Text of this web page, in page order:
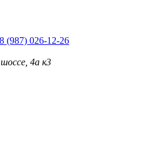
8 (987) 026-12-26
4а к3